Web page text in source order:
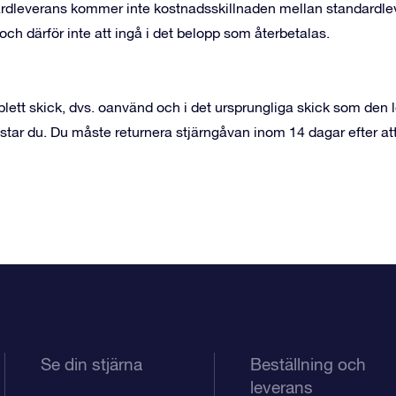
kommer inte kostnadsskillnaden mellan
därför inte att ingå i det belopp som återbetalas.
skick, dvs. oanvänd och i det ursprungliga skick som den
du. Du måste returnera stjärngåvan inom 14 dagar efter
Se din stjärna
Beställning och
leverans